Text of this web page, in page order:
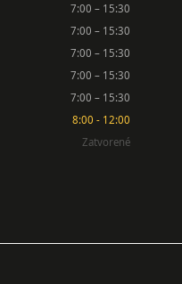
7:00 – 15:30
7:00 – 15:30
7:00 – 15:30
7:00 – 15:30
7:00 – 15:30
8:00 - 12:00
Zatvorené